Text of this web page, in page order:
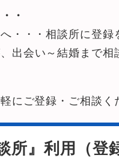
・
・・・相談所に登
出会い～結婚まで相
にご登録・ご相談く
所』利用（登